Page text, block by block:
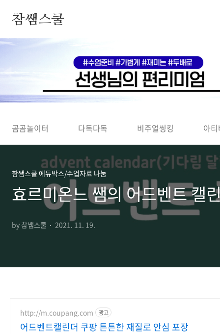
참쌤스쿨
◀
곰곰놀이터 다독다독 비주얼씽킹 아
참쌤스쿨 에듀박스/수업자료 나눔
효르미온느 쌤의 어드벤트 캘
by 참쌤스쿨 2021. 11. 19.
http://m.coupang.com 광고
어드벤트캘린더 쿠팡 튼튼한 재질로 안심 포장